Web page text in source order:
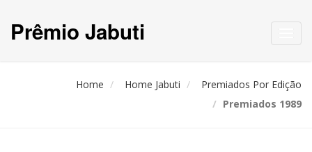
Prêmio Jabuti
Home Home Jabuti
Premiados Por Edição
Premiados 1989